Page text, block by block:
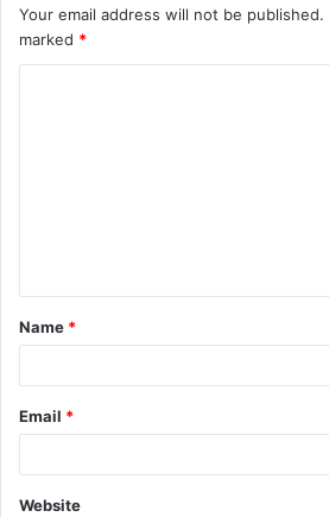
Your email address will not be published.
marked *
Name *
Email *
Website